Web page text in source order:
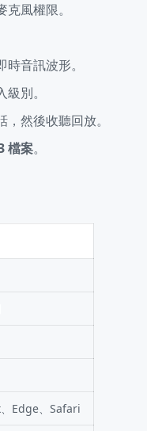
風權限。
音訊波形。
別。
然後收聽回放。
檔案。
Edge、Safari